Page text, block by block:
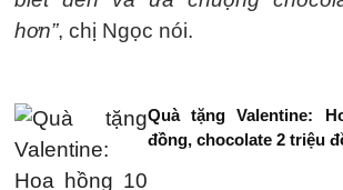
hơn”, chị Ngọc nói.
Quà tặng Valentine:
đồng, chocolate 2 triệu